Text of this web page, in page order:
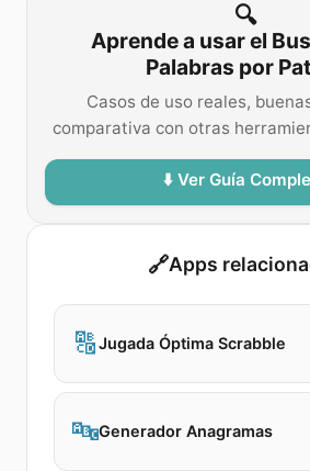
🔍
Aprende a usar el
Palabras por
Casos de uso reales,
comparativa con otras
⬇️ Ver Guía
🔗Apps
🔠Jugada Óptima Scrabble
🔤Generador Anagramas